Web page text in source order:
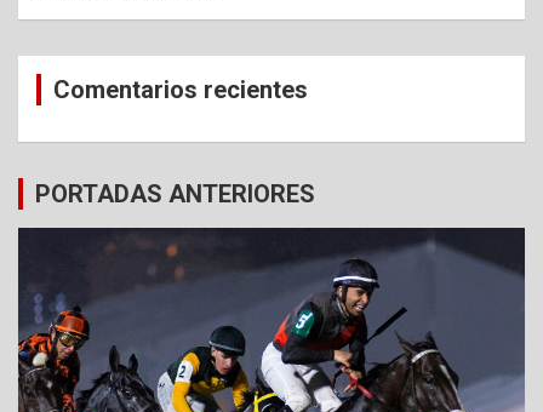
Comentarios recientes
PORTADAS ANTERIORES